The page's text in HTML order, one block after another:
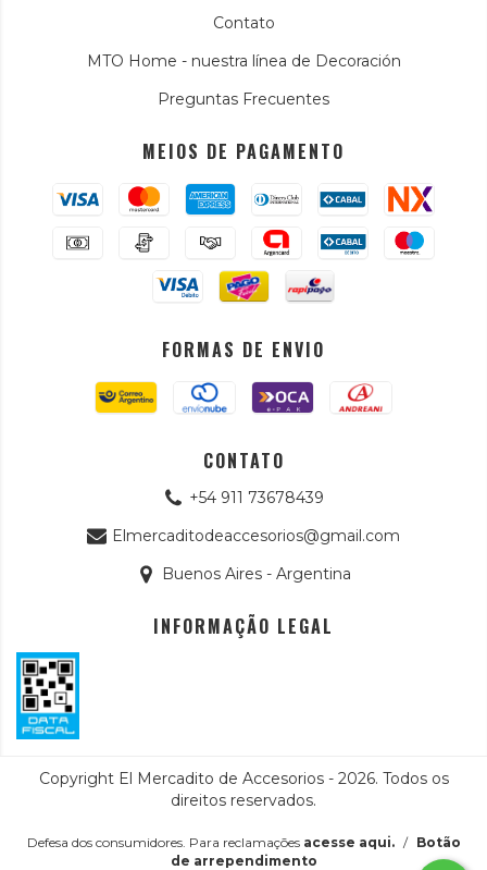
Contato
MTO Home - nuestra línea de Decoración
Preguntas Frecuentes
MEIOS DE PAGAMENTO
FORMAS DE ENVIO
CONTATO
+54 911 73678439
Elmercaditodeaccesorios@gmail.com
Buenos Aires - Argentina
INFORMAÇÃO LEGAL
Copyright El Mercadito de Accesorios - 2026. Todos os
direitos reservados.
Defesa dos consumidores. Para reclamações acesse aqui. /
Botão
de arrependimento